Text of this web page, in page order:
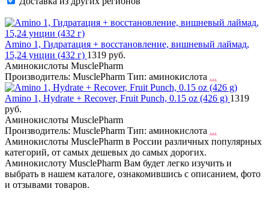
Amino 1, Гидратация + восстановление, вишневый лаймад,
15,24 унции (432 г) 1319 руб.
Аминокислоты MusclePharm
Производитель: MusclePharm Тип: аминокислота ...
Amino 1, Hydrate + Recover, Fruit Punch, 0.15 oz (426 g) 1319
руб.
Аминокислоты MusclePharm
Производитель: MusclePharm Тип: аминокислота ...
Аминокислоты MusclePharm в России различных популярных
категорий, от самых дешевых до самых дорогих.
Аминокислоту MusclePharm Вам будет легко изучить и
выбрать в нашем каталоге, ознакомившись с описанием, фото
и отзывами товаров.